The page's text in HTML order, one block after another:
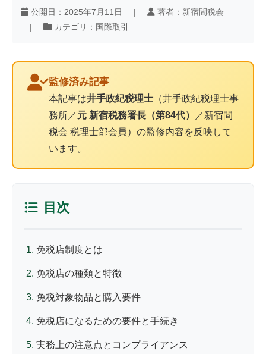
公開日：2025年7月11日 |
著者：新宿間税会
|
カテゴリ：国際取引
監修済み記事
本記事は井手政紀税理士 （井手政紀税理士事
務所／元 新宿税務署長（第84代）
／新宿間
税会 税理士部会員）の監修内容を反映して
います。
目次
免税店制度とは
免税店の種類と特徴
免税対象物品と購入要件
免税店になるための要件と手続き
実務上の注意点とコンプライアンス